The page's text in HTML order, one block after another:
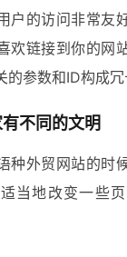
户的访问非常友
欢链接到你的网
的参数和ID构成冗
不同的文明
种外贸网站的时
当地改变一些